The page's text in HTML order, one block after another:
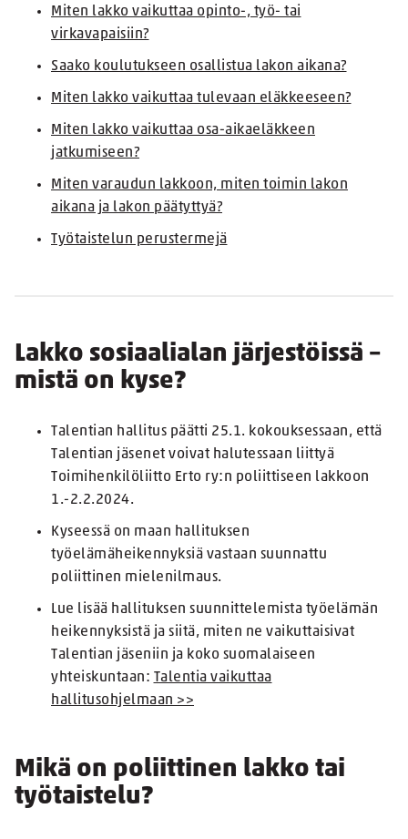
Miten lakko vaikuttaa opinto-, työ- tai
virkavapaisiin?
Saako koulutukseen osallistua lakon aikana?
Miten lakko vaikuttaa tulevaan eläkkeeseen?
Miten lakko vaikuttaa osa-aikaeläkkeen
jatkumiseen?
Miten varaudun lakkoon, miten toimin lakon
aikana ja lakon päätyttyä?
Työtaistelun perustermejä
Lakko sosiaalialan järjestöissä –
mistä on kyse?
Talentian hallitus päätti 25.1. kokouksessaan, että
Talentian jäsenet voivat halutessaan liittyä
Toimihenkilöliitto Erto ry:n poliittiseen lakkoon
1.-2.2.2024.
Kyseessä on maan hallituksen
työelämäheikennyksiä vastaan suunnattu
poliittinen mielenilmaus.
Lue lisää hallituksen suunnittelemista työelämän
heikennyksistä ja siitä, miten ne vaikuttaisivat
Talentian jäseniin ja koko suomalaiseen
yhteiskuntaan: Talentia vaikuttaa
hallitusohjelmaan >>
Mikä on poliittinen lakko tai
työtaistelu?